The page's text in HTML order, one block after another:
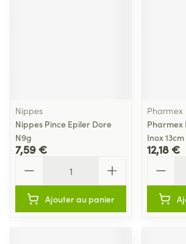
Nippes
Nippes Pince Epiler Dore
N9g
7,59 €
Ajouter au panier
Pharmex
Pharmex
Inox 13cm
12,18 €